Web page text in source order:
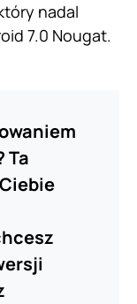
nadal
7.0 Nougat.
Ta